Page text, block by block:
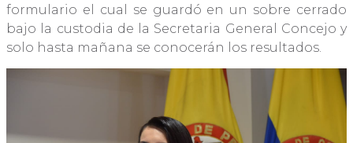
formulario el cual se guardó en un sobre cerrado
bajo la custodia de la Secretaria General Concejo y
solo hasta mañana se conocerán los resultados.